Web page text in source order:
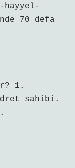
70 defa
1.
sahibi.